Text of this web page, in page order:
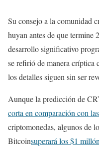
Su consejo a la comunidad
huyan antes de que termine
desarrollo significativo
se refirió de manera críptica
los detalles siguen sin ser
Aunque la predicción de
corta en comparación con
criptomonedas, algunos de
Bitcoinsuperará los $1